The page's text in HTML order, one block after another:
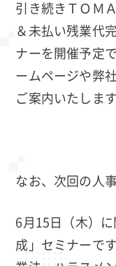
引き続きＴＯＭ
＆未払い残業代
ナーを開催予定
ームページや弊
ご案内いたします
なお、次回の人
6月15日（木）
成」セミナーで